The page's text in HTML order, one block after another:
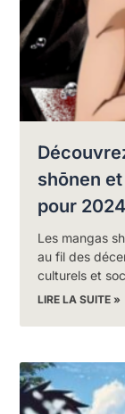
shōnen
pour 2024
Les mangas
au fil des
culturels et
LIRE LA SUITE »